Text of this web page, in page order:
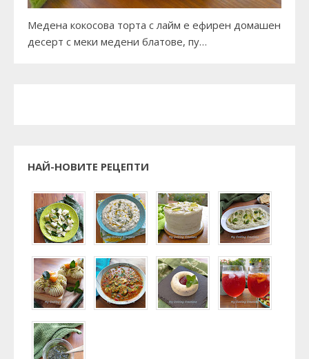
Медена кокосова торта с лайм е ефирен домашен
десерт с меки медени блатове, пу…
НАЙ-НОВИТЕ РЕЦЕПТИ